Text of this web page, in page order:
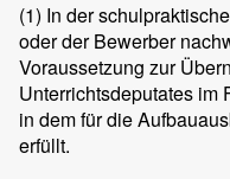
(1) In der
oder der Bewerber
Voraussetzung zur
Unterrichtsdeputates
in dem für die
erfüllt.